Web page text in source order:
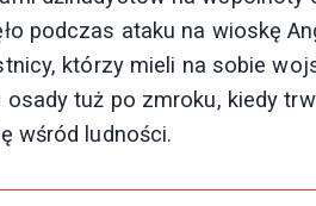
podczas ataku na wioskę
którzy mieli na sobie
tuż po zmroku, kiedy
wśród ludności.